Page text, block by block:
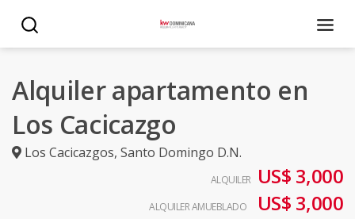
Alquiler apartamento en
Los Cacicazgo
Los Cacicazgos, Santo Domingo D.N.
ALQUILER US$ 3,000
ALQUILER AMUEBLADO US$ 3,000